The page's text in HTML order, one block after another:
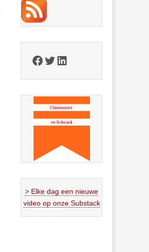
Facebook
Twitter
LinkedIn
> Elke dag een nieuwe
video op onze Substack